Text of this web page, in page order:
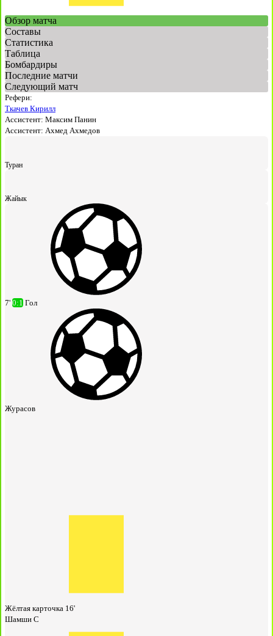
Обзор матча
Составы
Статистика
Таблица
Бомбардиры
Последние матчи
Следующий матч
Рефери:
Ткачев Кирилл
Ассистент: Максим Панин
Ассистент: Ахмед Ахмедов
Туран
Жайык
7' 0:1 Гол
Журасов
Жёлтая карточка 16'
Шамши С